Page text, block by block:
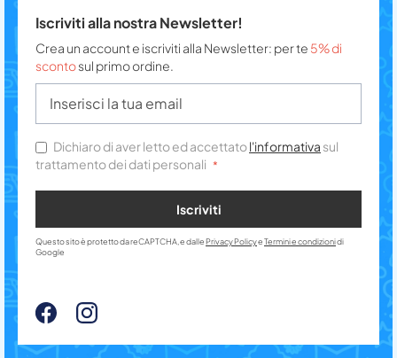
Iscriviti alla nostra Newsletter!
Crea un account e iscriviti alla Newsletter: per te 5% di
scontosul primo ordine.
Dichiaro di aver letto ed accettatol'informativa sul
trattamento dei dati personali
Iscriviti
Questo sito è protetto da reCAPTCHA, e dalle Privacy PolicyeTermini e condizionidi
Google